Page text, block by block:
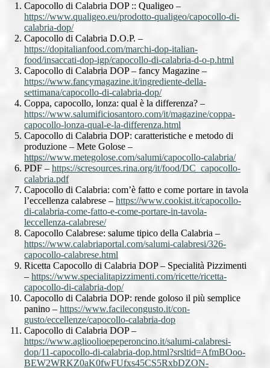
Capocollo di Calabria DOP :: Qualigeo –
https://www.qualigeo.eu/prodotto-qualigeo/capocollo-di-
calabria-dop/
Capocollo di Calabria D.O.P. –
https://dopitalianfood.com/marchi-dop-italian-
food/insaccati-dop-igp/capocollo-di-calabria-d-o-p.html
Capocollo di Calabria DOP – fancy Magazine –
https://www.fancymagazine.it/ingrediente-della-
settimana/capocollo-di-calabria-dop/
Coppa, capocollo, lonza: qual è la differenza? –
https://www.salumificiosantoro.com/it/magazine/coppa-
capocollo-lonza-qual-e-la-differenza.html
Capocollo di Calabria DOP: caratteristiche e metodo di
produzione – Mete Golose –
https://www.metegolose.com/salumi/capocollo-calabria/
PDF – https://scresources.rina.org/it/food/DC_capocollo-
calabria.pdf
Capocollo di Calabria: com’è fatto e come portare in tavola
l’eccellenza calabrese – https://www.cookist.it/capocollo-
di-calabria-come-fatto-e-come-portare-in-tavola-
leccellenza-calabrese/
Capocollo Calabrese: salume tipico della Calabria –
https://www.calabriaportal.com/salumi-calabresi/326-
capocollo-calabrese.html
Ricetta Capocollo di Calabria DOP – Specialità Pizzimenti
– https://www.specialitapizzimenti.com/ricette/ricetta-
capocollo-di-calabria-dop/
Capocollo di Calabria DOP: rende goloso il più semplice
panino – https://www.facilecongusto.it/con-
gusto/eccellenze/capocollo-calabria-dop
Capocollo di Calabria DOP –
https://www.aglioolioepeperoncino.it/salumi-calabresi-
dop/11-capocollo-di-calabria-dop.html?srsltid=AfmBOoo-
BEW2WRKZ0aK0fwFUfxs45CS5RxbDZON-